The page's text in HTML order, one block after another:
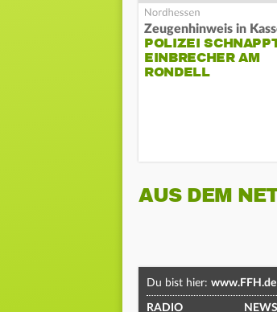
Zeugenhinweis in
POLIZEI
EINBRECHER AM
RONDELL
AUS DEM
Du bist hier: www.FFH.de
RADIO NEWS